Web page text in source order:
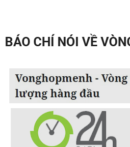
BÁO CHÍ NÓI VỀ